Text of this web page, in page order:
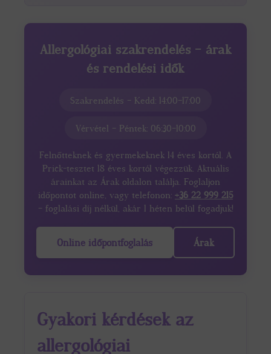
Allergológiai szakrendelés – árak
és rendelési idők
Szakrendelés – Kedd: 14:00–17:00
Vérvétel – Péntek: 06:30–10:00
Felnőtteknek és gyermekeknek 14 éves kortól. A
Prick-tesztet 18 éves kortól végezzük. Aktuális
árainkat az Árak oldalon találja. Foglaljon
időpontot online, vagy telefonon: +36 22 999 215
– foglalási díj nélkül, akár 1 héten belül fogadjuk!
Online időpontfoglalás Árak
Gyakori kérdések az
allergológiai